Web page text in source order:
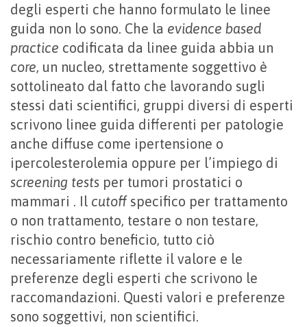
degli esperti che hanno formulato le linee
guida non lo sono. Che la evidence based
practice codificata da linee guida abbia un
core, un nucleo, strettamente soggettivo è
sottolineato dal fatto che lavorando sugli
stessi dati scientifici, gruppi diversi di esperti
scrivono linee guida differenti per patologie
anche diffuse come ipertensione o
ipercolesterolemia oppure per l’impiego di
screening tests per tumori prostatici o
mammari . Il cutoffspecifico per trattamento
o non trattamento, testare o non testare,
rischio contro beneficio, tutto ciò
necessariamente riflette il valore e le
preferenze degli esperti che scrivono le
raccomandazioni. Questi valori e preferenze
sono soggettivi, non scientifici.